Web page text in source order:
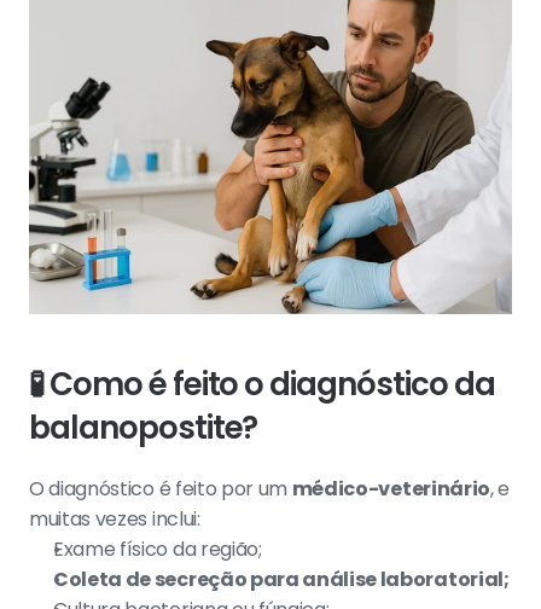
🧪 Como é feito o diagnóstico da
balanopostite?
O diagnóstico é feito por um médico-veterinário, e
muitas vezes inclui:
Exame físico da região;
Coleta de secreção para análise laboratorial;